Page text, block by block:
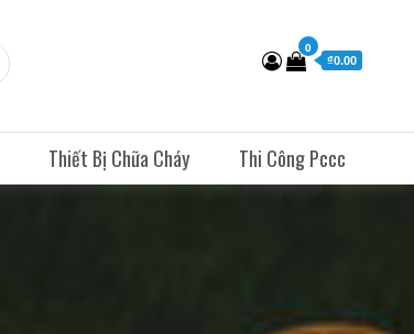
0
₫0.00
Thiết Bị Chữa Cháy Thi Công Pccc